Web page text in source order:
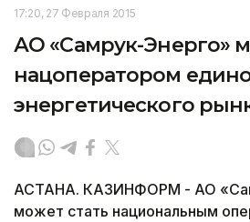
17:20, 27 Февраля 2015
АО «Самрук-Энерго»
нацоператором
энергетического
АСТАНА. КАЗИНФОРМ - АО
может стать национальным